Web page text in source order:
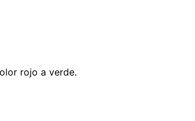
rojo a verde.